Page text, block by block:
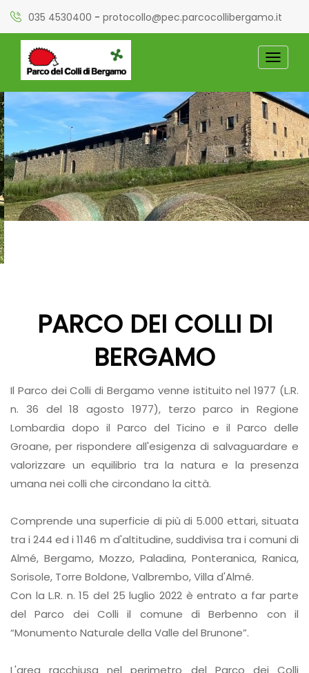
035 4530400 - protocollo@pec.parcocollibergamo.it
BERGAMO
Il Parco dei Colli di Bergamo venne istituito nel 1977 (L.R.
n. 36 del 18 agosto 1977), terzo parco in Regione
Lombardia dopo il Parco del Ticino e il Parco delle
Groane, per rispondere all'esigenza di salvaguardare e
valorizzare un equilibrio tra la natura e la presenza
umana nei colli che circondano la città.
Comprende una superficie di più di 5.000 ettari, situata
Almé, Bergamo, Mozzo, Paladina, Ponteranica, Ranica,
Sorisole, Torre Boldone, Valbrembo, Villa d'Almé.
Con la L.R. n. 15 del 25 luglio 2022 è entrato a far parte
del Parco dei Colli il comune di Berbenno con il
“Monumento Naturale della Valle del Brunone”.
L'area racchiusa nel perimetro del Parco dei Colli
morfologiche molto diverse tra loro, che vanno dalla